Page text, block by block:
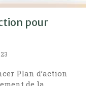
pour
Plan d’action
de la